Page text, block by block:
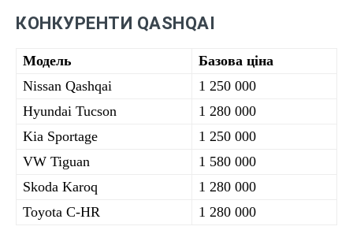
КОНКУРЕНТИ QASHQAI
Модель
Базова ціна
Nissan Qashqai
1 250 000
Hyundai Tucson
1 280 000
Kia Sportage
1 250 000
VW Tiguan
1 580 000
Skoda Karoq
1 280 000
Toyota C-HR
1 280 000